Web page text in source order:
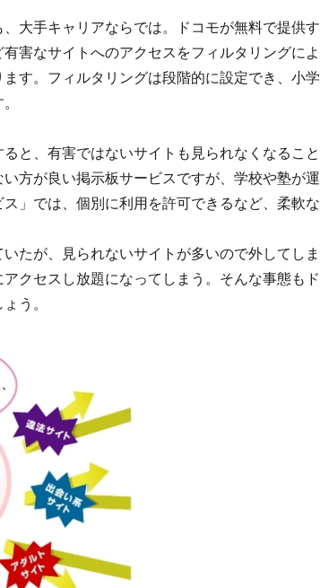
大手キャリアならでは。ドコモが無料で提供す
害なサイトへのアクセスをフィルタリングによ
す。フィルタリングは段階的に設定でき、小学
と、有害ではないサイトも見られなくなること
方が良い掲示板サービスですが、学校や塾が運
」では、個別に利用を許可できるなど、柔軟な
たが、見られないサイトが多いので外してしま
クセスし放題になってしまう。そんな事態もド
う。